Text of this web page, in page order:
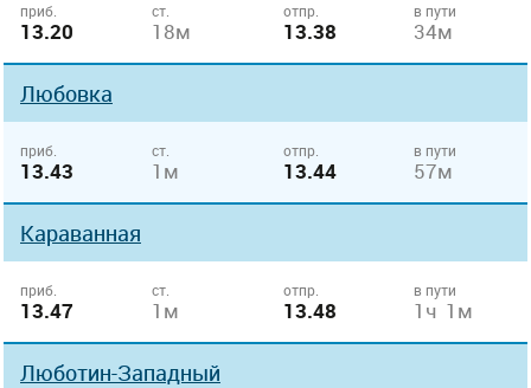
приб.
13.20
ст.
18м
отпр.
13.38
в пути
34м
Любовка
приб.
13.43
ст.
1м
отпр.
13.44
в пути
57м
Караванная
приб.
13.47
ст.
1м
отпр.
13.48
в пути
1ч 1м
Люботин-Западный